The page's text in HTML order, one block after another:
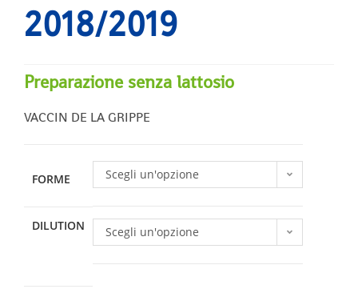
2018/2019
Preparazione senza lattosio
VACCIN DE LA GRIPPE
FORME Scegli un'opzione
DILUTION Scegli un'opzione